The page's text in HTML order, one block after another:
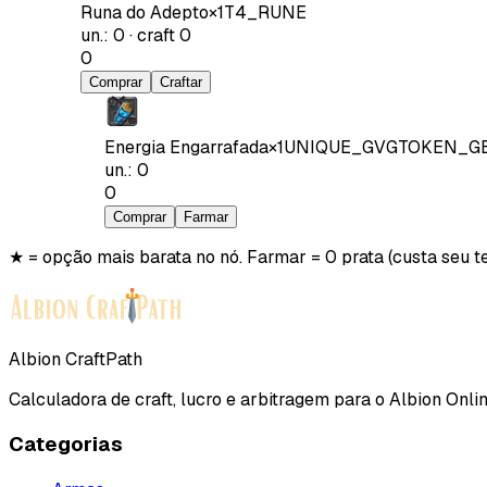
Runa do Adepto×1T4_RUNE
un.: 0 ·craft0
0
Comprar Craftar
Energia Engarrafada×1
un.: 0
0
Comprar Farmar
★ = opção mais barata no nó. Farmar = 0 prata (custa seu
Albion CraftPath
Calculadora de craft, lucro e arbitragem para o Albion
Categorias